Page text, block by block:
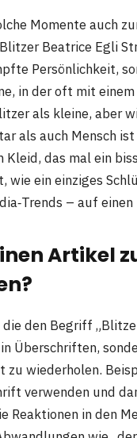
Momente auch
Beatrice Egli
Persönlichkeit,
in der oft mit
als kleine, aber
als auch Mensch
das mal ein
wie ein einziges
– auf
Artikel
die den Begriff
Überschriften,
zu wiederholen.
verwenden und
Reaktionen in den